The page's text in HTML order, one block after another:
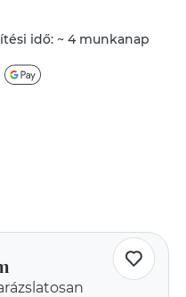
idő: ~ 4 munkanap